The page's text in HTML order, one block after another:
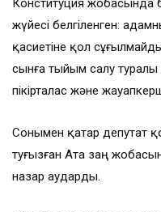
Конституция жобасында
жүйесі белгіленген:
қасиетіне қол
сынға тыйым салу
пікірталас және
Сонымен қатар депутат
туғызған Ата заң
назар аударды.